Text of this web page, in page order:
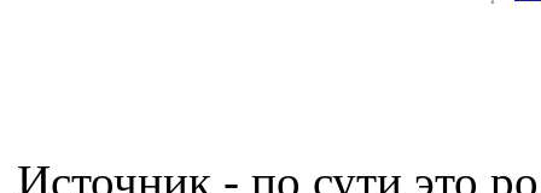
Источник - по сути это